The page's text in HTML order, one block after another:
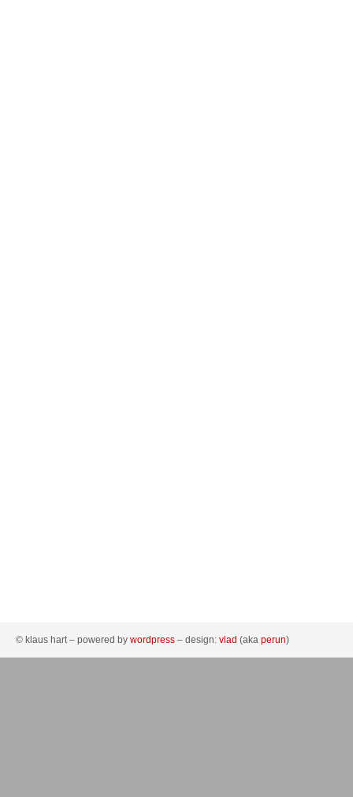
© klaus hart – powered by wordpress – design: vlad (aka perun)